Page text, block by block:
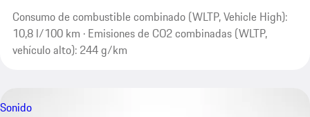
Consumo de combustible combinado (WLTP, Vehicle High):
10,8 l/100 km · Emisiones de CO2 combinadas (WLTP,
vehículo alto): 244 g/km
Sonido